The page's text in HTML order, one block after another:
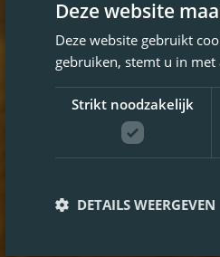
Deze website
Deze website gebruikt
gebruiken, stemt u in
Strikt noodzakelijk
DETAILS WEERGEVEN